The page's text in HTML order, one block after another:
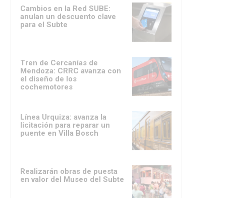
Cambios en la Red SUBE:
anulan un descuento clave
para el Subte
Tren de Cercanías de
Mendoza: CRRC avanza con
el diseño de los
cochemotores
Línea Urquiza: avanza la
licitación para reparar un
puente en Villa Bosch
Realizarán obras de puesta
en valor del Museo del Subte